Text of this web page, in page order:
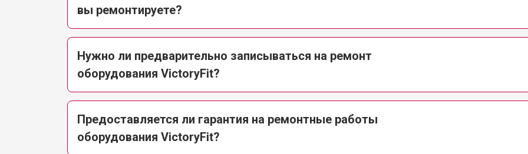
Ремонт пульта управления от 110 мин
Ремонт электропроводки
вы ремонтируете?
Нужно ли предварительно записываться на ремонт
оборудования VictoryFit?
Предоставляется ли гарантия на ремонтные работы
оборудования VictoryFit?